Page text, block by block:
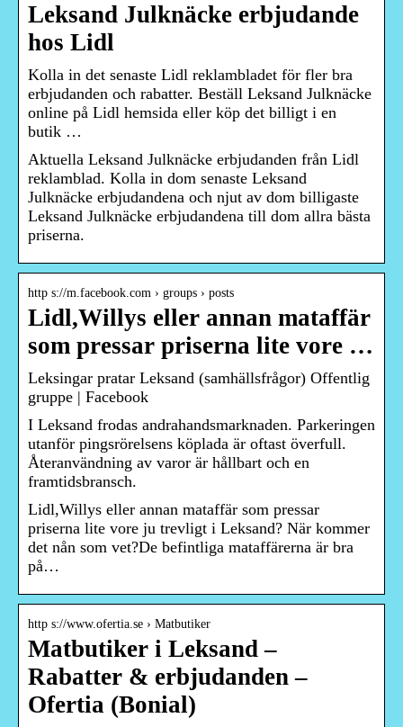
Leksand Julknäcke erbjudande
hos Lidl
Kolla in det senaste Lidl reklambladet för fler bra
erbjudanden och rabatter. Beställ Leksand Julknäcke
online på Lidl hemsida eller köp det billigt i en
butik …
Aktuella Leksand Julknäcke erbjudanden från Lidl
reklamblad. Kolla in dom senaste Leksand
Julknäcke erbjudandena och njut av dom billigaste
Leksand Julknäcke erbjudandena till dom allra bästa
priserna.
http s://m.facebook.com › groups › posts
Lidl,Willys eller annan mataffär
som pressar priserna lite vore …
Leksingar pratar Leksand (samhällsfrågor) Offentlig
gruppe | Facebook
I Leksand frodas andrahandsmarknaden. Parkeringen
utanför pingsrörelsens köplada är oftast överfull.
Återanvändning av varor är hållbart och en
framtidsbransch.
Lidl,Willys eller annan mataffär som pressar
priserna lite vore ju trevligt i Leksand? När kommer
det nån som vet?De befintliga mataffärerna är bra
på…
http s://www.ofertia.se › Matbutiker
Matbutiker i Leksand –
Rabatter & erbjudanden –
Ofertia (Bonial)